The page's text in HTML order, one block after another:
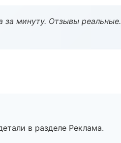
за минуту. Отзывы реальные.
в разделе Реклама.